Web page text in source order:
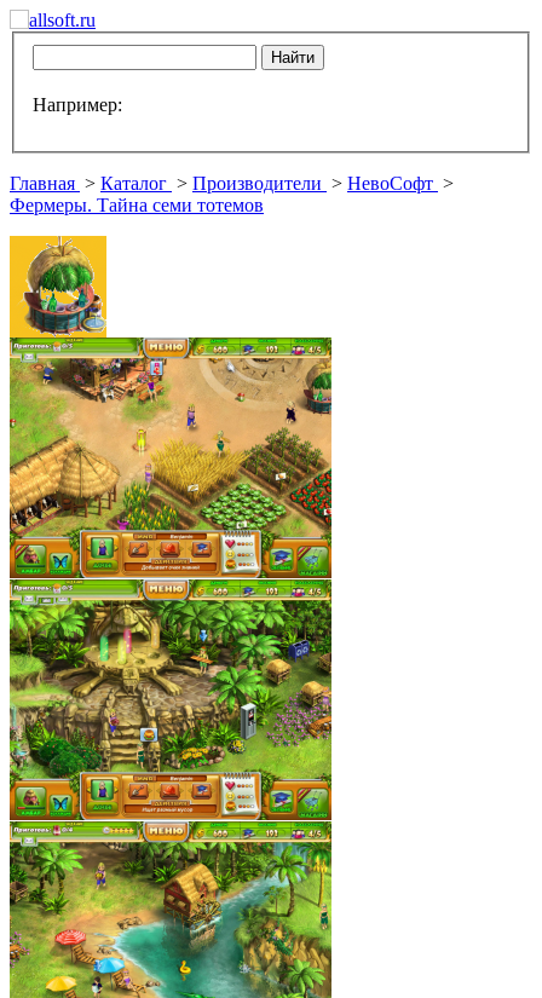
Например:
Главная > Каталог > Производители > НевоСофт >
Фермеры. Тайна семи тотемов